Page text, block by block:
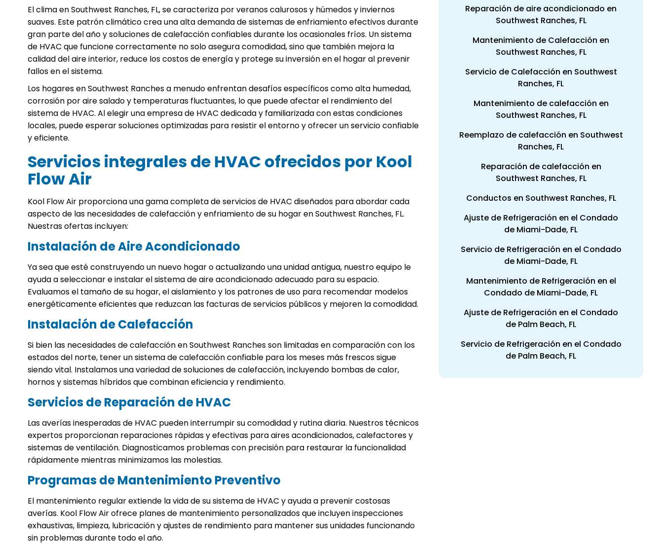
El clima en Southwest Ranches, FL, se caracteriza por veranos calurosos y húmedos y inviernos
suaves. Este patrón climático crea una alta demanda de sistemas de enfriamiento efectivos durante
gran parte del año y soluciones de calefacción confiables durante los ocasionales fríos. Un sistema
de HVAC que funcione correctamente no solo asegura comodidad, sino que también mejora la
calidad del aire interior, reduce los costos de energía y protege su inversión en el hogar al prevenir
fallos en el sistema.
Los hogares en Southwest Ranches a menudo enfrentan desafíos específicos como alta humedad,
corrosión por aire salado y temperaturas fluctuantes, lo que puede afectar el rendimiento del
sistema de HVAC. Al elegir una empresa de HVAC dedicada y familiarizada con estas condiciones
locales, puede esperar soluciones optimizadas para resistir el entorno y ofrecer un servicio confiable
y eficiente.
Servicios integrales de HVAC ofrecidos por Kool
Flow Air
Kool Flow Air proporciona una gama completa de servicios de HVAC diseñados para abordar cada
aspecto de las necesidades de calefacción y enfriamiento de su hogar en Southwest Ranches, FL.
Nuestras ofertas incluyen:
Instalación de Aire Acondicionado
Ya sea que esté construyendo un nuevo hogar o actualizando una unidad antigua, nuestro equipo le
ayuda a seleccionar e instalar el sistema de aire acondicionado adecuado para su espacio.
Evaluamos el tamaño de su hogar, el aislamiento y los patrones de uso para recomendar modelos
energéticamente eficientes que reduzcan las facturas de servicios públicos y mejoren la comodidad.
Instalación de Calefacción
Si bien las necesidades de calefacción en Southwest Ranches son limitadas en comparación con los
estados del norte, tener un sistema de calefacción confiable para los meses más frescos sigue
siendo vital. Instalamos una variedad de soluciones de calefacción, incluyendo bombas de calor,
hornos y sistemas híbridos que combinan eficiencia y rendimiento.
Servicios de Reparación de HVAC
Las averías inesperadas de HVAC pueden interrumpir su comodidad y rutina diaria. Nuestros técnicos
expertos proporcionan reparaciones rápidas y efectivas para aires acondicionados, calefactores y
sistemas de ventilación. Diagnosticamos problemas con precisión para restaurar la funcionalidad
rápidamente mientras minimizamos las molestias.
Programas de Mantenimiento Preventivo
El mantenimiento regular extiende la vida de su sistema de HVAC y ayuda a prevenir costosas
averías. Kool Flow Air ofrece planes de mantenimiento personalizados que incluyen inspecciones
exhaustivas, limpieza, lubricación y ajustes de rendimiento para mantener sus unidades funcionando
sin problemas durante todo el año.
Reparación de aire acondicionado en
Southwest Ranches, FL
Mantenimiento de Calefacción en
Southwest Ranches, FL
Servicio de Calefacción en Southwest
Ranches, FL
Mantenimiento de calefacción en
Southwest Ranches, FL
Reemplazo de calefacción en Southwest
Ranches, FL
Reparación de calefacción en
Southwest Ranches, FL
Conductos en Southwest Ranches, FL
Ajuste de Refrigeración en el Condado
de Miami-Dade, FL
Servicio de Refrigeración en el Condado
de Miami-Dade, FL
Mantenimiento de Refrigeración en el
Condado de Miami-Dade, FL
Ajuste de Refrigeración en el Condado
de Palm Beach, FL
Servicio de Refrigeración en el Condado
de Palm Beach, FL